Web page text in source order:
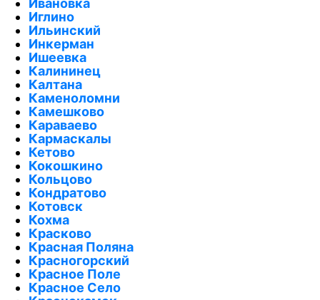
Иглино
Ильинский
Инкерман
Ишеевка
Калининец
Калтана
Каменоломни
Камешково
Караваево
Кармаскалы
Кетово
Кокошкино
Кольцово
Кондратово
Котовск
Кохма
Красково
Красная Поляна
Красногорский
Красное Поле
Красное Село